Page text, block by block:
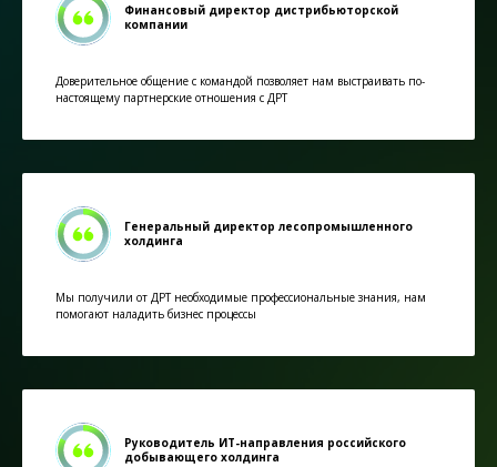
Финансовый директор дистрибьюторской
компании
Доверительное общение с командой позволяет нам выстраивать по-
настоящему партнерские отношения с ДРТ
Генеральный директор лесопромышленного
холдинга
Мы получили от ДРТ необходимые профессиональные знания, нам
помогают наладить бизнес процессы
Руководитель ИТ-направления российского
добывающего холдинга